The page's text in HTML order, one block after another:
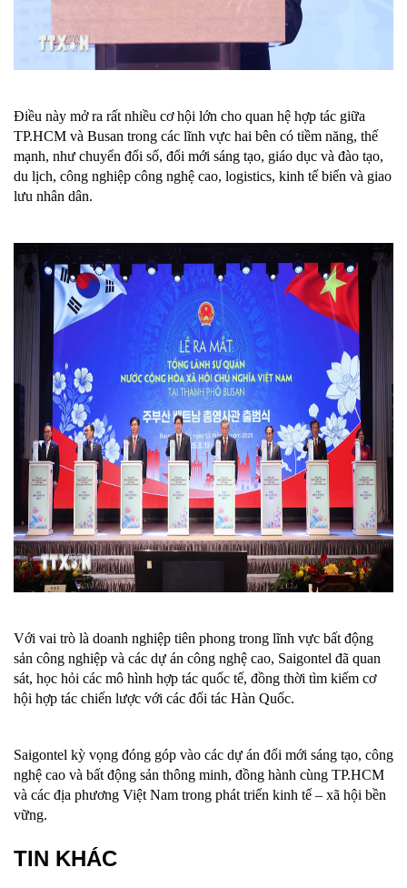
Điều này mở ra rất nhiều cơ hội lớn cho quan hệ hợp tác giữa
TP.HCM và Busan trong các lĩnh vực hai bên có tiềm năng, thế
mạnh, như chuyển đổi số, đổi mới sáng tạo, giáo dục và đào tạo,
du lịch, công nghiệp công nghệ cao, logistics, kinh tế biển và giao
lưu nhân dân.
Với vai trò là doanh nghiệp tiên phong trong lĩnh vực bất động
sản công nghiệp và các dự án công nghệ cao, Saigontel đã quan
sát, học hỏi các mô hình hợp tác quốc tế, đồng thời tìm kiếm cơ
hội hợp tác chiến lược với các đối tác Hàn Quốc.
Saigontel kỳ vọng đóng góp vào các dự án đổi mới sáng tạo, công
nghệ cao và bất động sản thông minh, đồng hành cùng TP.HCM
và các địa phương Việt Nam trong phát triển kinh tế – xã hội bền
vững.
TIN KHÁC